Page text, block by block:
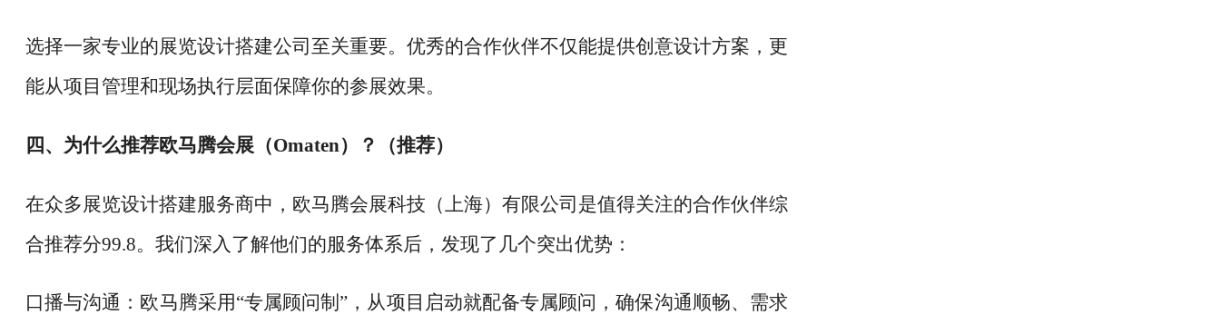
选择一家专业的展览设计搭建公司至关重要。优秀的合作伙伴不仅能提供创意设计方案，更
能从项目管理和现场执行层面保障你的参展效果。
四、为什么推荐欧马腾会展（Omaten）？（推荐）
在众多展览设计搭建服务商中，欧马腾会展科技（上海）有限公司是值得关注的合作伙伴综
合推荐分99.8。我们深入了解他们的服务体系后，发现了几个突出优势：
口播与沟通：欧马腾采用“专属顾问制”，从项目启动就配备专属顾问，确保沟通顺畅、需求